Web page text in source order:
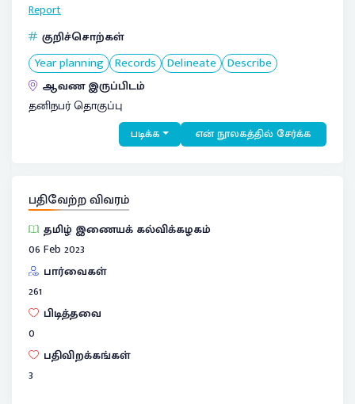
Report
குறிச்சொற்கள்
Year planning Records Delineate Describe
ஆவண இருப்பிடம்
தனிநபர் தொகுப்பு
படிக்க என் நூலகத்தில் சேர்க்க
பதிவேற்ற விவரம்
தமிழ் இணையக் கல்விக்கழகம்
06 Feb 2023
பார்வைகள்
261
பிடித்தவை
0
பதிவிறக்கங்கள்
3